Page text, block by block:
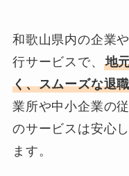
和歌山県内の企業
行サービスで、 地
く、スムーズな退
業所や中小企業の
のサービスは安心
ます。